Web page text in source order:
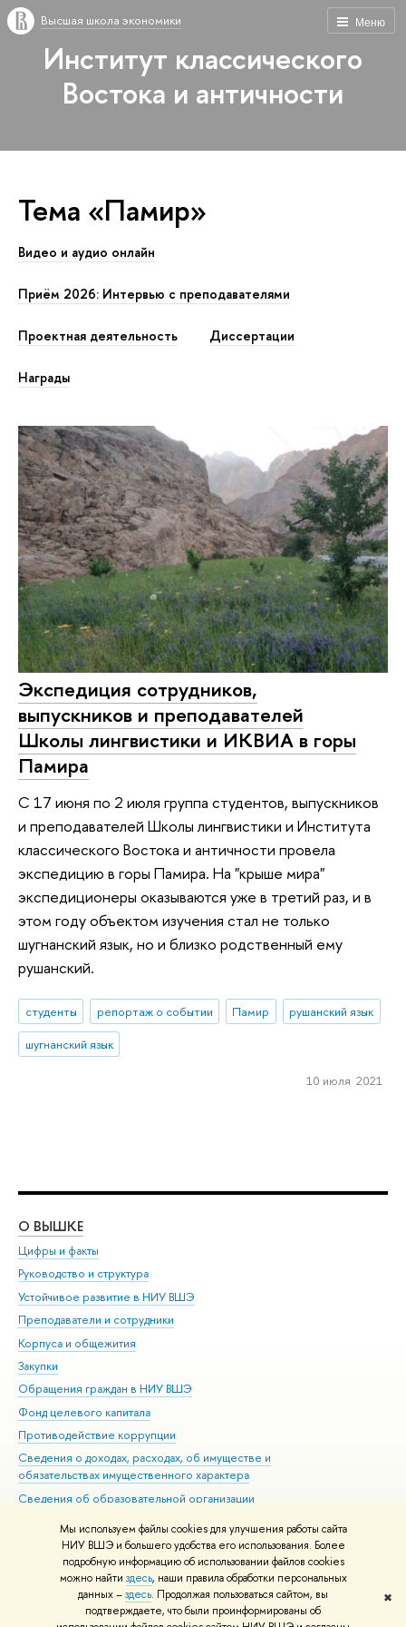
Мы используем файлы cookies для улучшения работы сайта
НИУ ВШЭ и большего удобства его использования. Более
подробную информацию об использовании файлов cookies
можно найти здесь, наши правила обработки персональных
данных –здесь. Продолжая пользоваться сайтом, вы
подтверждаете, что были проинформированы об
✖
Меню
Высшая школа экономики
Институт классического
Востока и античности
Тема «Памир»
Видео и аудио онлайн
Приём 2026: Интервью с преподавателями
Проектная деятельность Диссертации
Награды
Экспедиция сотрудников,
выпускников и преподавателей
Школы лингвистики и ИКВИА в горы
Памира
С 17 июня по 2 июля группа студентов, выпускников
и преподавателей Школы лингвистики и Института
классического Востока и античности провела
экспедицию в горы Памира. На "крыше мира"
экспедиционеры оказываются уже в третий раз, и в
этом году объектом изучения стал не только
шугнанский язык, но и близко родственный ему
рушанский.
студенты репортаж о событии Памир
рушанский язык
шугнанский язык
10 июля 2021
О ВЫШКЕ
Цифры и факты
Руководство и структура
Устойчивое развитие в НИУ ВШЭ
Преподаватели и сотрудники
Корпуса и общежития
Закупки
Обращения граждан в НИУ ВШЭ
Фонд целевого капитала
Противодействие коррупции
Сведения о доходах, расходах, об имуществе и
обязательствах имущественного характера
Сведения об образовательной организации
Людям с ограниченными возможностями здоровья
Единая платежная страница
Работа в Вышке